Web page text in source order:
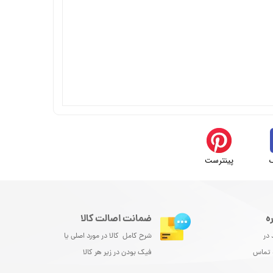
پینترست
در
تماس
ضمانت اصالت کالا
شرح کامل کالا در مورد اصلی یا
فیک بودن در زیر هر کالا